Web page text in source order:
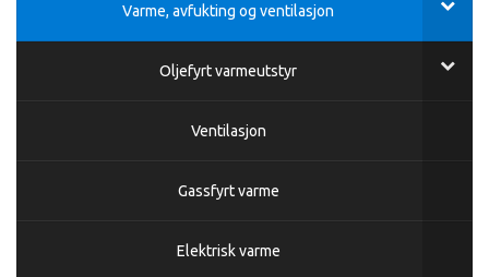
Varme, avfukting og ventilasjon
Oljefyrt varmeutstyr
Ventilasjon
Gassfyrt varme
Elektrisk varme